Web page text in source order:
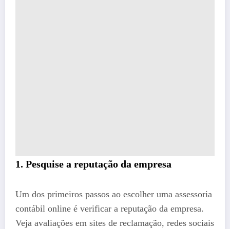
1. Pesquise a reputação da empresa
Um dos primeiros passos ao escolher uma assessoria
contábil online é verificar a reputação da empresa.
Veja avaliações em sites de reclamação, redes sociais